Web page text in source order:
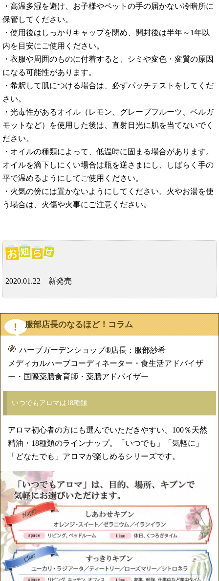
・高温多湿を避け、お子様やペットの手の届かない冷暗所に
保管してください。
・使用後はしっかりキャップを閉め、開封後は半年～1年以
内を目安にご使用ください。
・衣服や周囲のものに付着すると、シミや変色・変質の原因
になる可能性があります。
・希釈して肌につける場合は、必ずパッチテストをしてくだ
さい。
・光毒性があるオイル（レモン、グレープフルーツ、ベルガ
モットなど）を使用した後は、直射日光に肌を当てないでく
ださい。
・オイルの種類によって、低温時に固まる場合があります。
オイルを滴下しにくい場合は瓶を逆さまにし、しばらく手の
平で温めるようにしてご使用ください。
・火気の傍には置かないようにしてください。火やお湯を使
う場合は、火傷や火事にご注意ください。
2020.01.22 新発売
服部店長のなるほど！コラム
ハーブガーデンショップ®店長：服部紗希
メディカルハーブコーディネーター・食生活アドバイザ
ー・国際薬膳食育師・薬膳アドバイザー
いつでもアロマは18種類
アロマ初心者の方にも選んでいただきやすい、100％天然
精油・18種類のラインナップ。「いつでも」「気軽に」
「どなたでも」アロマが楽しめるシリーズです。